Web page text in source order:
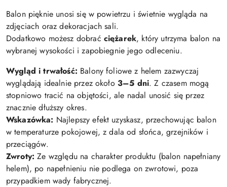
Balon pięknie unosi się w powietrzu i świetnie wygląda na
zdjęciach oraz dekoracjach sali.
Dodatkowo możesz dobrać ciężarek, który utrzyma balon na
wybranej wysokości i zapobiegnie jego odleceniu.
Wygląd i trwałość: Balony foliowe z helem zazwyczaj
wyglądają idealnie przez około 3–5 dni. Z czasem mogą
stopniowo tracić na objętości, ale nadal unosić się przez
znacznie dłuższy okres.
Wskazówka: Najlepszy efekt uzyskasz, przechowując balon
w temperaturze pokojowej, z dala od słońca, grzejników i
przeciągów.
Zwroty: Ze względu na charakter produktu (balon napełniany
helem), po napełnieniu nie podlega on zwrotowi, poza
przypadkiem wady fabrycznej.